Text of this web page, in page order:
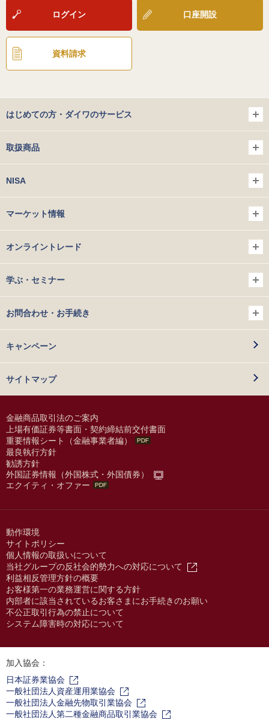
ログイン 口座開設
資料請求
はじめての方・ダイワのサービス
取扱商品
NISA
マーケット情報
オンライントレード
学ぶ・セミナー
お問合わせ・お手続き
キャンペーン
サイトマップ
金融商品取引法のご案内
上場有価証券等書面・契約締結前交付書面
重要情報シート（金融事業者編）
最良執行方針
勧誘方針
外国証券情報（外国株式・外国債券）
エクイティ・オファー
動作環境
サイトポリシー
個人情報の取扱いについて
当社グループの反社会的勢力への対応について
利益相反管理方針の概要
お客様第一の業務運営に関する方針
内部者に該当されているお客さまにお手続きのお願い
不公正取引行為の禁止について
システム障害時の対応について
加入協会：
日本証券業協会
一般社団法人資産運用業協会
一般社団法人金融先物取引業協会
一般社団法人第二種金融商品取引業協会